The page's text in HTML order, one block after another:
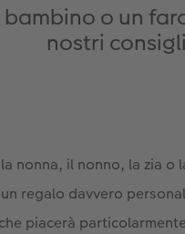
o un
nostri
nonna, il nonno, la zia o
regalo davvero
piacerà